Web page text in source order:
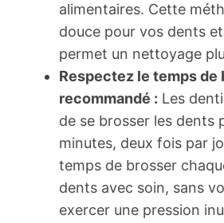
alimentaires. Cette
douce pour vos dents
permet un nettoyage
Respectez le temps de
recommandé : Les
de se brosser les dents
minutes, deux fois par
temps de brosser
dents avec soin, sans
exercer une pression